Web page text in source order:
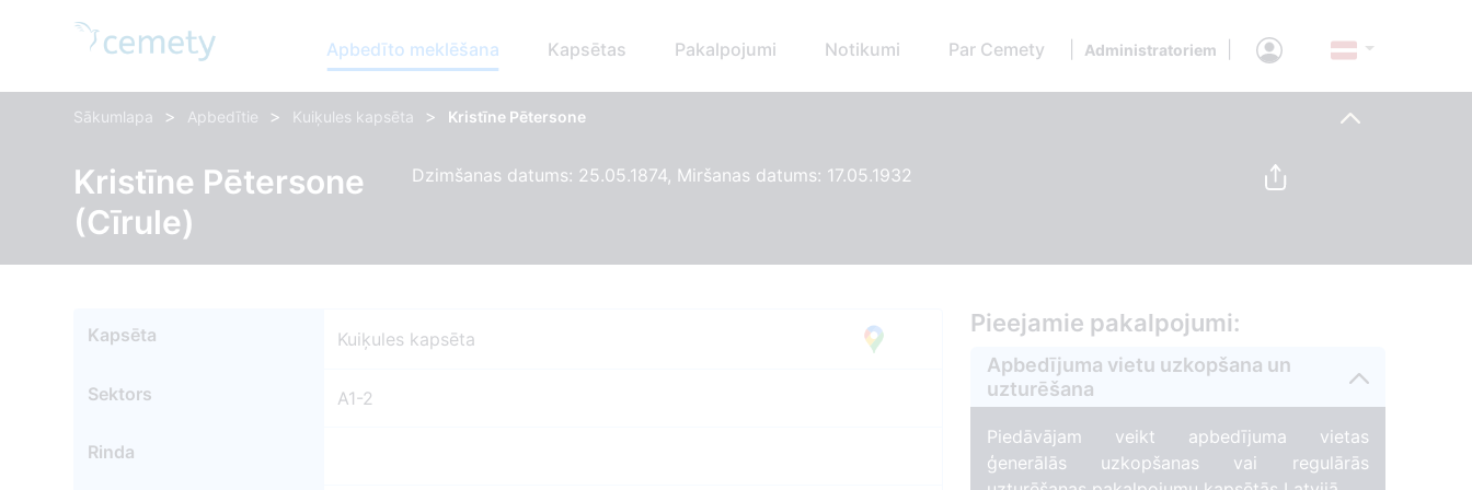
Apbedīto meklēšana Kapsētas Pakalpojumi Notikumi Par Cemety Administratoriem
Sākumlapa > Apbedītie > Kuiķules kapsēta > Kristīne Pētersone
Kristīne Pētersone
(Cīrule)
Dzimšanas datums: 25.05.1874, Miršanas datums: 17.05.1932
Kapsēta Kuiķules kapsēta
Sektors A1-2
Rinda
Pieejamie pakalpojumi:
Apbedījuma vietu uzkopšana un
uzturēšana
Piedāvājam veikt apbedījuma vietas
ģenerālās uzkopšanas vai regulārās